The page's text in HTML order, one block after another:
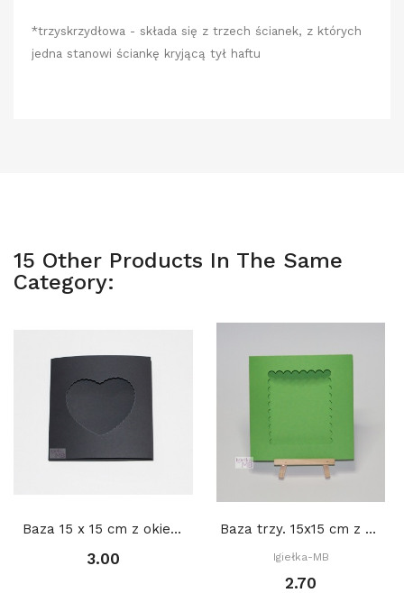
*trzyskrzydłowa - składa się z trzech ścianek, z których
jedna stanowi ściankę kryjącą tył haftu
15 Other Products In The Same
Category:
Baza 15 x 15 cm z okienkiem SERCE 2 9,5 x 7,5...
3.00
Baza trzy. 15x15 cm z okienkiem: Prostokąt...
Igiełka-MB
2.70